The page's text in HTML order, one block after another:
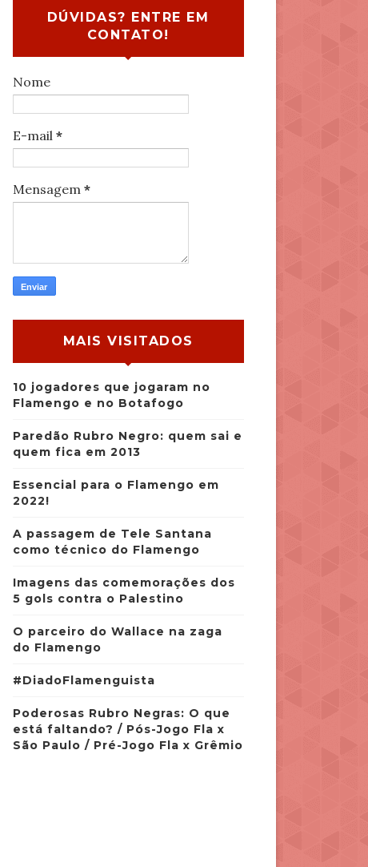
DÚVIDAS? ENTRE EM
CONTATO!
Nome
E-mail *
Mensagem *
MAIS VISITADOS
10 jogadores que jogaram no
Flamengo e no Botafogo
Paredão Rubro Negro: quem sai e
quem fica em 2013
Essencial para o Flamengo em
2022!
A passagem de Tele Santana
como técnico do Flamengo
Imagens das comemorações dos
5 gols contra o Palestino
O parceiro do Wallace na zaga
do Flamengo
#DiadoFlamenguista
Poderosas Rubro Negras: O que
está faltando? / Pós-Jogo Fla x
São Paulo / Pré-Jogo Fla x Grêmio